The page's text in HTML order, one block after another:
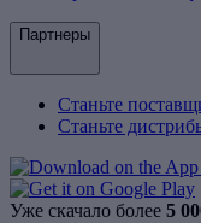
Партнеры
Станьте
Станьте
Уже скачало более 5